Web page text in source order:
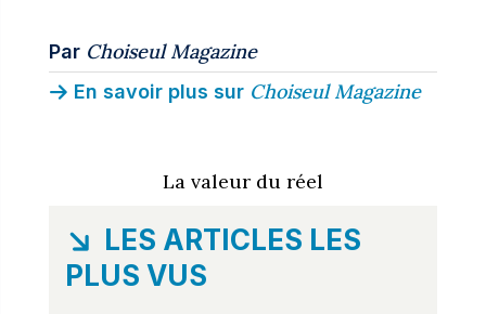
Par Choiseul Magazine
En savoir plus sur Choiseul Magazine
La valeur du réel
LES ARTICLES LES
PLUS VUS